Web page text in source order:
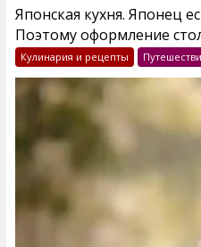
Японская кухня. Японец
Поэтому оформление
Кулинария и рецепты